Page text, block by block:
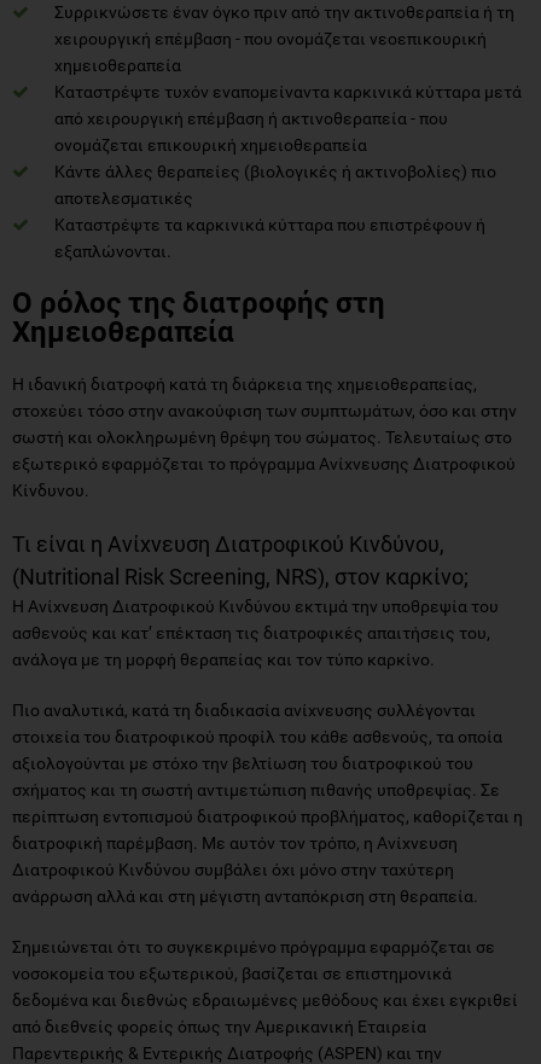
Συρρικνώσετε έναν όγκο πριν από την ακτινοθεραπεία ή τη
χειρουργική επέμβαση - που ονομάζεται νεοεπικουρική
χημειοθεραπεία
Καταστρέψτε τυχόν εναπομείναντα καρκινικά κύτταρα μετά
από χειρουργική επέμβαση ή ακτινοθεραπεία - που
ονομάζεται επικουρική χημειοθεραπεία
Κάντε άλλες θεραπείες (βιολογικές ή ακτινοβολίες) πιο
αποτελεσματικές
Καταστρέψτε τα καρκινικά κύτταρα που επιστρέφουν ή
εξαπλώνονται.
Ο ρόλος της διατροφής στη
Χημειοθεραπεία
Η ιδανική διατροφή κατά τη διάρκεια της χημειοθεραπείας,
στοχεύει τόσο στην ανακούφιση των συμπτωμάτων, όσο και στην
σωστή και ολοκληρωμένη θρέψη του σώματος. Τελευταίως στο
εξωτερικό εφαρμόζεται το πρόγραμμα Ανίχνευσης Διατροφικού
Κίνδυνου.
Τι είναι η Ανίχνευση Διατροφικού Κινδύνου,
(Nutritional Risk Screening, NRS), στον καρκίνο;
Η Ανίχνευση Διατροφικού Κινδύνου εκτιμά την υποθρεψία του
ασθενούς και κατ’ επέκταση τις διατροφικές απαιτήσεις του,
ανάλογα με τη μορφή θεραπείας και τον τύπο καρκίνο.
Πιο αναλυτικά, κατά τη διαδικασία ανίχνευσης συλλέγονται
στοιχεία του διατροφικού προφίλ του κάθε ασθενούς, τα οποία
αξιολογούνται με στόχο την βελτίωση του διατροφικού του
σχήματος και τη σωστή αντιμετώπιση πιθανής υποθρεψίας. Σε
περίπτωση εντοπισμού διατροφικού προβλήματος, καθορίζεται η
διατροφική παρέμβαση. Με αυτόν τον τρόπο, η Ανίχνευση
Διατροφικού Κινδύνου συμβάλει όχι μόνο στην ταχύτερη
ανάρρωση αλλά και στη μέγιστη ανταπόκριση στη θεραπεία.
Σημειώνεται ότι το συγκεκριμένο πρόγραμμα εφαρμόζεται σε
νοσοκομεία του εξωτερικού, βασίζεται σε επιστημονικά
δεδομένα και διεθνώς εδραιωμένες μεθόδους και έχει εγκριθεί
από διεθνείς φορείς όπως την Αμερικανική Εταιρεία
Παρεντερικής & Εντερικής Διατροφής (ASPEN) και την